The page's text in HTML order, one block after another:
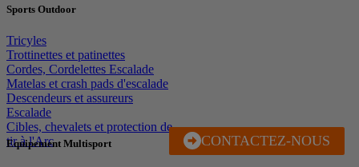
J'EN PROFITE
CONTACTEZ-NOUS
Sports Outdoor
Tricyles
Trottinettes et patinettes
Cordes, Cordelettes Escalade
Matelas et crash pads d'escalade
Descendeurs et assureurs
Escalade
Cibles, chevalets et protection de
tir à l'Arc
Equipement Multisport